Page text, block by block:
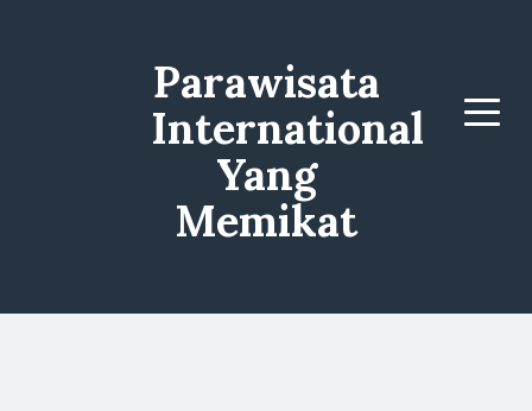
Parawisata
International
Yang
Memikat
Menu